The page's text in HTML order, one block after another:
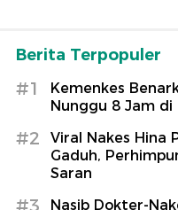
Berita Terpopuler
#1
Kemenkes
Nunggu 8 Jam di
#2
Viral Nakes Hina
Gaduh,
Saran
#3
Nasib Dokter-